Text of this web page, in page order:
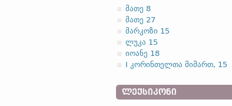
მათე 8
მათე 27
მარკოზი 15
ლუკა 15
იოანე 18
I კორინთელთა მიმართ, 15
ᲚᲔᲥᲡᲘᲙᲝᲜᲘ